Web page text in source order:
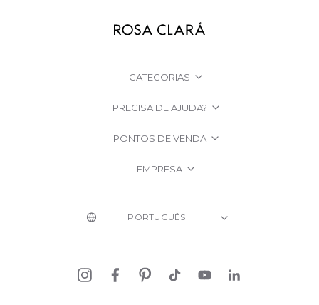
CATEGORIAS
PRECISA DE AJUDA?
PONTOS DE VENDA
EMPRESA